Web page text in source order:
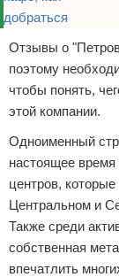
Отзывы о
поэтому
чтобы понять,
этой компании.
Одноименный
настоящее время
центров,
Центральном и
Также среди
собственная
впечатлить